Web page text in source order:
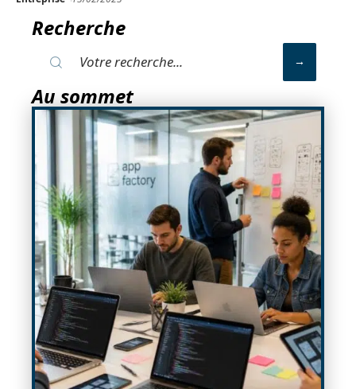
Recherche
Au sommet